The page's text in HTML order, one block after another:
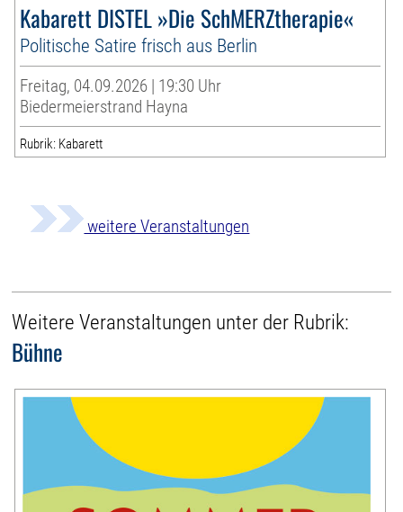
Kabarett DISTEL »Die SchMERZtherapie«
Politische Satire frisch aus Berlin
Freitag, 04.09.2026 | 19:30 Uhr
Biedermeierstrand Hayna
Rubrik: Kabarett
weitere Veranstaltungen
Weitere Veranstaltungen unter der Rubrik:
Bühne